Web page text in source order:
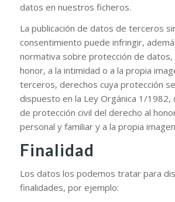
datos en nuestros ficheros.
La publicación de datos de terceros
consentimiento puede infringir,
normativa sobre protección de datos,
honor, a la intimidad o a la propia
terceros, derechos cuya protección
dispuesto en la Ley Orgánica 1/1982,
de protección civil del derecho al
personal y familiar y a la propia
Finalidad
Los datos los podemos tratar para
finalidades, por ejemplo: